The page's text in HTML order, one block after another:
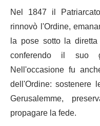
Nel 1847 il
rinnovò l'Ordine,
la pose sotto la
conferendo il suo
Nell'occasione fu
dell'Ordine: sostenere
Gerusalemme,
propagare la fede.